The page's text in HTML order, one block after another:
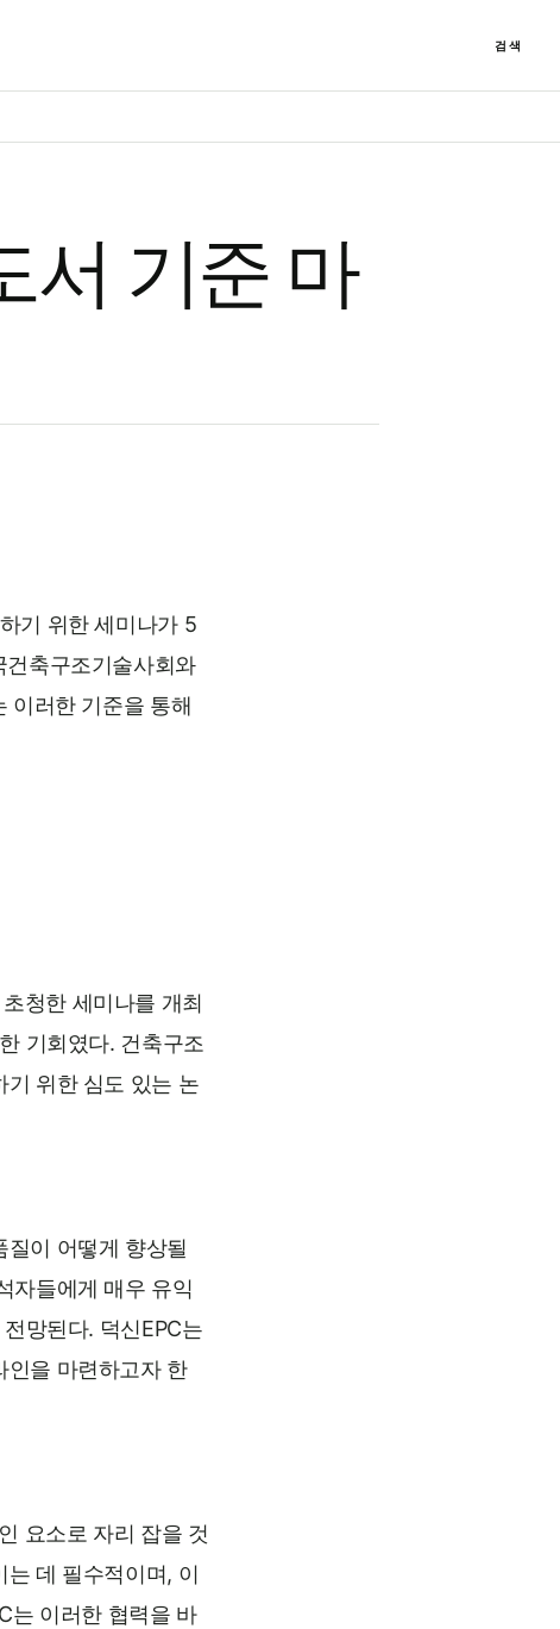
검색
서 기준 마
기 위한 세미나가 5
건축구조기술사회와
이러한 기준을 통해
청한 세미나를 개최
기회였다. 건축구조
기 위한 심도 있는 논
이 어떻게 향상될
자들에게 매우 유익
망된다. 덕신EPC는
인을 마련하고자 한
요소로 자리 잡을 것
데 필수적이며, 이
는 이러한 협력을 바